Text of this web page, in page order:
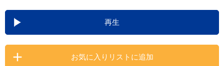
DAMの新曲・ランキングなど
カラオケ最新情報をチェック！
再生
お気に入りリストに追加